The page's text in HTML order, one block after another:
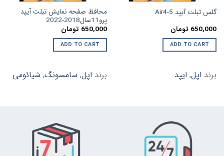
گلس تبلت آیپد Air4-5
650,000 تومان
ADD TO CART
برند اپل, ایپد
محافظ صفحه نمایش تبلت آیپد
پرو11سال2018-2022
650,000 تومان
ADD TO CART
برند اپل, سامسونگ, شیائومی